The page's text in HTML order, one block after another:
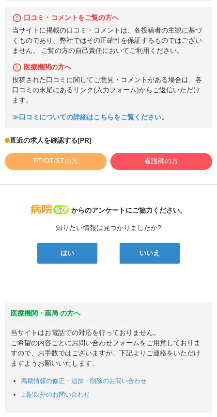
口コミ・コメントをご覧の方へ
当サイトに掲載の口コミ・コメントは、各投稿者の主観に基づ
くものであり、弊社ではその正確性を保証するものではござい
ません。 ご覧の方の自己責任においてご利用ください。
医療機関の方へ
投稿された口コミに関してご意見・コメントがある場合は、各
口コミの末尾にあるリンク(入力フォーム)からご返信いただけ
ます。
≫口コミについての詳細はこちらをご覧ください。
直近の求人を確認する[PR]
PT/OT/STの方 看護師の方
病院なび
からのアンケートにご協力ください。
知りたい情報は見つかりましたか?
はい いいえ
医療機関・薬局 の方へ
当サイトはお電話での対応を行っておりません。
ご希望の内容ごとにお問い合わせフォームをご用意しておりま
すので、お手数ではございますが、下記よりご連絡をいただけ
ますようお願いいたします。
掲載情報の修正・追加・削除のお問い合わせ
上記以外のお問い合わせ